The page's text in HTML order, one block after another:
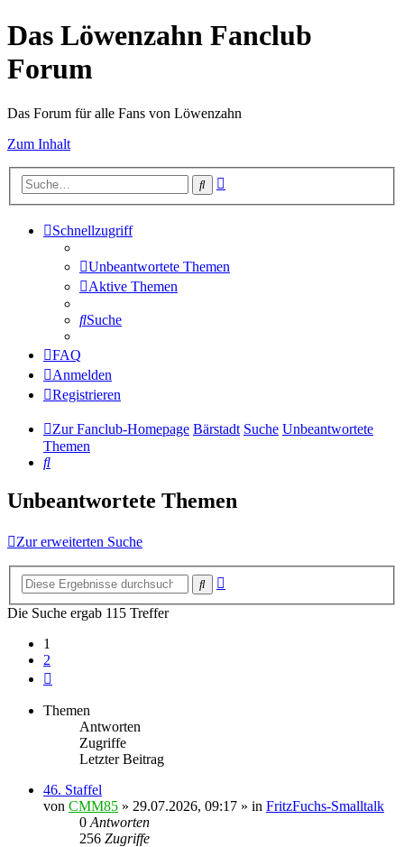
Das Löwenzahn Fanclub
Forum
Das Forum für alle Fans von Löwenzahn
Zum Inhalt
Suche
Schnellzugriff
Unbeantwortete Themen
Aktive Themen
Suche
FAQ
Anmelden
Registrieren
Zur Fanclub-Homepage Bärstadt Suche Unbeantwortete
Themen
Suche
Unbeantwortete Themen
Zur erweiterten Suche
Suche
Die Suche ergab 115 Treffer
1
2
Themen
Antworten
Zugriffe
Letzter Beitrag
46. Staffel
von CMM85 » 29.07.2026, 09:17 » in FritzFuchs-Smalltalk
0 Antworten
256 Zugriffe